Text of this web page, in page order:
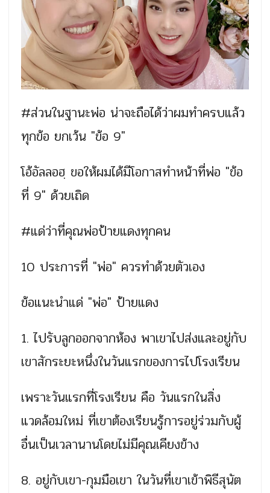
#ส่วนในฐานะพ่อ น่าจะถือได้ว่าผมทำครบแล้ว
ทุกข้อ ยกเว้น "ข้อ 9"
โอ้อัลลอฮฺ ขอให้ผมได้มีโอกาสทำหน้าที่พ่อ "ข้อ
ที่ 9" ด้วยเถิด
#แด่ว่าที่คุณพ่อป้ายแดงทุกคน
10 ประการที่ "พ่อ" ควรทำด้วยตัวเอง
ข้อแนะนำแด่ "พ่อ" ป้ายแดง
1. ไปรับลูกออกจากห้อง พาเขาไปส่งและอยู่กับ
เขาสักระยะหนึ่งในวันแรกของการไปโรงเรียน
เพราะวันแรกที่โรงเรียน คือ วันแรกในสิ่ง
แวดล้อมใหม่ ที่เขาต้องเรียนรู้การอยู่ร่วมกับผู้
อื่นเป็นเวลานานโดยไม่มีคุณเคียงข้าง
8. อยู่กับเขา-กุมมือเขา ในวันที่เขาเข้าพิธีสุนัต